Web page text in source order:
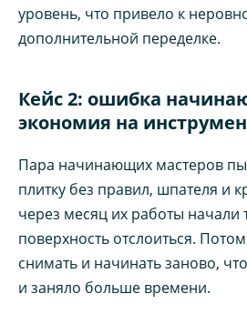
уровень, что привело к
дополнительной переделке.
Кейс 2: ошибка
экономия на
Пара начинающих мастеров
плитку без правил, шпателя и
через месяц их работы начали
поверхность отслоиться.
снимать и начинать заново,
и заняло больше времени.